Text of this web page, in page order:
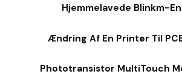
Hjemmelavede Blinkm-
Ændring Af En Printer Til
Phototransistor MultiTouch